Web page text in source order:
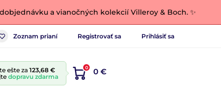
a vianočných kolekcií Villeroy & Boch. ✨
Zoznam prianí Registrovať sa Prihlásiť sa
ešte za 123,68 €
dopravu zdarma
0 0 €